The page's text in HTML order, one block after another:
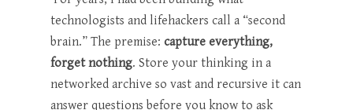
technologists and lifehackers call a “second
brain.” The premise: capture everything,
forget nothing. Store your thinking in a
networked archive so vast and recursive it can
answer questions before you know to ask